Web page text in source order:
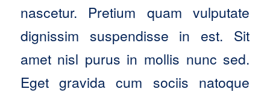
nascetur. Pretium quam vulputate
dignissim suspendisse in est. Sit
amet nisl purus in mollis nunc sed.
Eget gravida cum sociis natoque